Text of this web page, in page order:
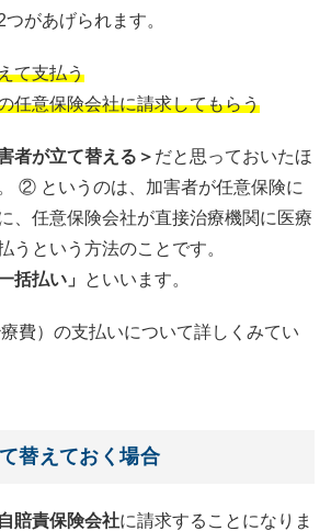
があげられます。
て支払う
任意保険会社に請求してもらう
者が立て替える＞ だと思っておいたほ
② というのは、加害者が任意保険に
、任意保険会社が直接治療機関に医療
うという方法のことです。
括払い」 といいます。
費）の支払いについて詳しくみてい
替えておく場合
賠責保険会社に請求することになりま